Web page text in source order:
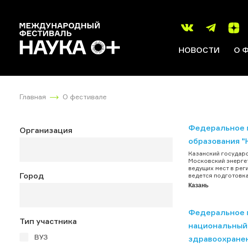
НОВОСТИ О
Главная О фестивале
Организация
Город
Тип участника
ВУЗ
Федеральное
образования
Казанский
Московский
ведущих мест в
ведется
Казань
Федеральное